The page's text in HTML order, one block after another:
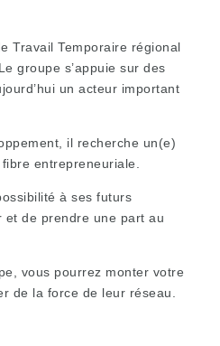
Travail Temporaire régional
groupe s’appuie sur des
un acteur important
il recherche un(e)
entrepreneuriale.
à ses futurs
et de prendre une part au
vous pourrez monter votre
de la force de leur réseau.